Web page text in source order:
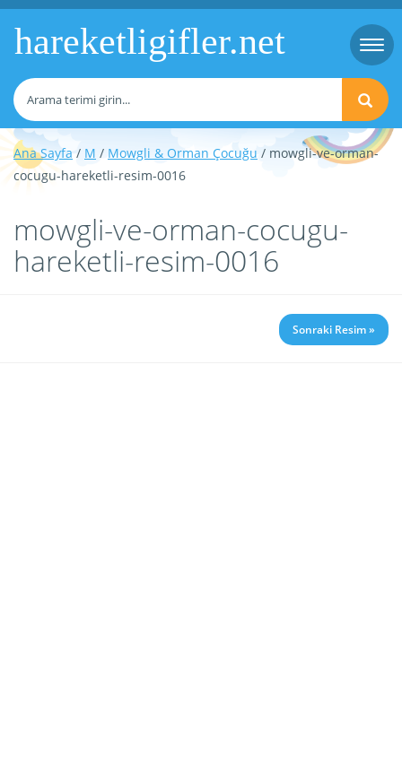
hareketligifler.net
Ana Sayfa/ M / Mowgli & Orman Çocuğu / mowgli-ve-orman-
cocugu-hareketli-resim-0016
mowgli-ve-orman-cocugu-
hareketli-resim-0016
Sonraki Resim »